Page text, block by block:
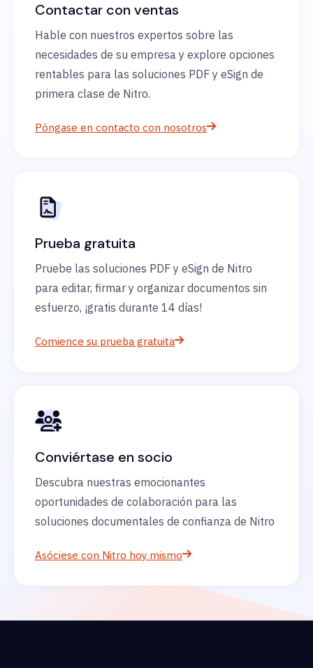
Contactar con ventas
Hable con nuestros expertos sobre las
necesidades de su empresa y explore opciones
rentables para las soluciones PDF y eSign de
primera clase de Nitro.
Póngase en contacto con nosotros
Prueba gratuita
Pruebe las soluciones PDF y eSign de Nitro
para editar, firmar y organizar documentos sin
esfuerzo, ¡gratis durante 14 días!
Comience su prueba gratuita
Conviértase en socio
Descubra nuestras emocionantes
oportunidades de colaboración para las
soluciones documentales de confianza de Nitro
Asóciese con Nitro hoy mismo